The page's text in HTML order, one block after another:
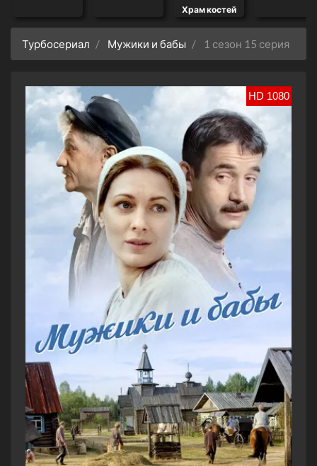
Храм костей
Турбосериал Мужики и бабы 1 сезон 15 серия
HD 1080